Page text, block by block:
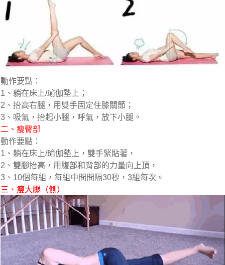
動作要點：
1、躺在床上/瑜伽墊上；
2、抬高右腿，用雙手固定住膝關節；
3、吸氣，抬起小腿，呼氣，放下小腿。
二、瘦臀部
動作要點：
1、躺在床上/瑜伽墊上，雙手緊貼著，
2、雙腳抬高，用腹部和背部的力量向上頂，
3、10個每組，每組中間間隔30秒，3組每次。
三、瘦大腿（側）